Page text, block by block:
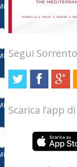
Segui
Scarica l’app